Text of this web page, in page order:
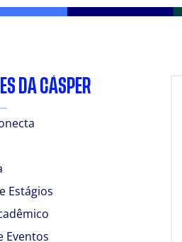
DA CÁSPER
Estágios
Eventos